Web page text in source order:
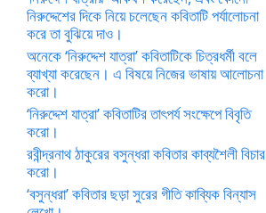
নিরুদ্দেশের দিকে নিয়ে চলেছেন কবিতাটি পর্যালোচনা
করে তা বুঝিয়ে দাও।
অনেকে ‘নিরুদ্দেশ যাত্রা’ কবিতাটিকে চিত্রধর্মী বলে
ব্যাখ্যা করেছেন। এ বিষয়ে নিজের ভাষায় আলোচনা
করো।
‘নিরুদ্দেশ যাত্রা’ কবিতাটির তাৎপর্য সংক্ষেপে বিবৃতি
করো।
রবীন্দ্রনাথ ঠাকুরের বসুন্ধরা কবিতার কাব্যশৈলী বিচার
করো।
‘বসুন্ধরা’ কবিতার ছড়া সুরের গীতি কাব্যিক বিন্যাস